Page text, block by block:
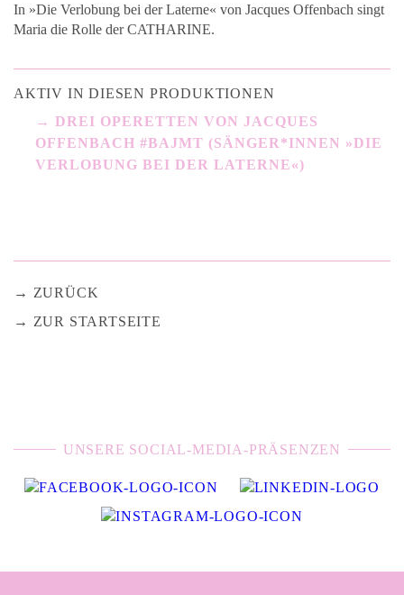
In »Die Verlobung bei der Laterne« von Jacques Offenbach singt
Maria die Rolle der CATHARINE.
AKTIV IN DIESEN PRODUKTIONEN
DREI OPERETTEN VON JACQUES
OFFENBACH #BAJMT (SÄNGER*INNEN »DIE
VERLOBUNG BEI DER LATERNE«)
ZURÜCK
ZUR STARTSEITE
UNSERE SOCIAL-MEDIA-PRÄSENZEN